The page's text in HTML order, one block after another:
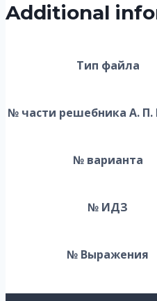
Additional
Тип файла
№ части решебника А.
№ варианта
№ ИДЗ
№ Выражения